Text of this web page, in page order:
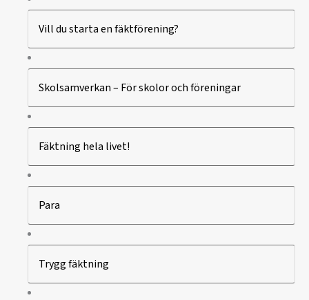
Vill du starta en fäktförening?
Skolsamverkan – För skolor och föreningar
Fäktning hela livet!
Para
Trygg fäktning